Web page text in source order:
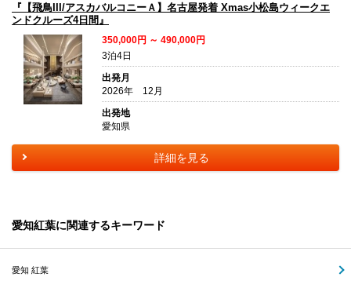
『【飛鳥III/アスカバルコニーＡ】名古屋発着 Xmas小松島ウィークエ
ンドクルーズ4日間』
350,000円 ～ 490,000円
3泊4日
出発月
2026年 12月
出発地
愛知県
詳細を見る
愛知紅葉に関連するキーワード
愛知 紅葉